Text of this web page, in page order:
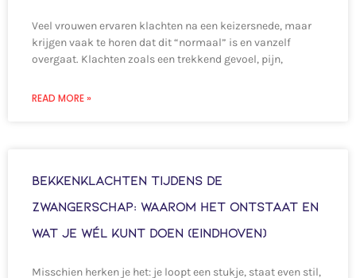
Veel vrouwen ervaren klachten na een keizersnede, maar
krijgen vaak te horen dat dit “normaal” is en vanzelf
overgaat. Klachten zoals een trekkend gevoel, pijn,
READ MORE »
Bekkenklachten tijdens de
zwangerschap: waarom het ontstaat en
wat je wél kunt doen (Eindhoven)
Misschien herken je het: je loopt een stukje, staat even stil,